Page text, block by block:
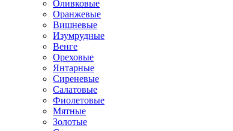
Оливковые
Оранжевые
Вишневые
Изумрудные
Венге
Ореховые
Янтарные
Сиреневые
Салатовые
Фиолетовые
Мятные
Золотые